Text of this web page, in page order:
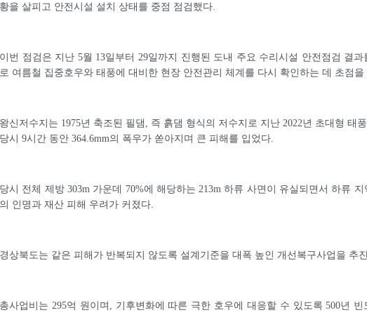
황을 살피고 안전시설 설치 상태를 중점 점검했다.
이번 점검은 지난 5월 13일부터 29일까지 진행된 도내 주요 수리시설 안전점검 결과
로 여름철 집중호우와 태풍에 대비한 현장 안전관리 체계를 다시 확인하는 데 초점을
왕신저수지는 1975년 축조된 필댐, 즉 흙댐 형식의 저수지로 지난 2022년 초대형 태풍
당시 9시간 동안 364.6mm의 폭우가 쏟아지며 큰 피해를 입었다.
당시 전체 제방 303m 가운데 70%에 해당하는 213m 하류 사면이 유실되면서 하류 지
의 인명과 재산 피해 우려가 커졌다.
경상북도는 같은 피해가 반복되지 않도록 설계기준을 대폭 높인 개선복구사업을 추
총사업비는 295억 원이며, 기후변화에 따른 극한 호우에 대응할 수 있도록 500년 빈